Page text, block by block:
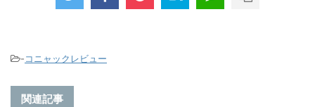
-コニャックレビュー
関連記事